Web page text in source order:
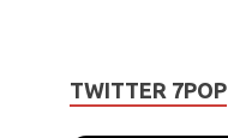
TWITTER 7POP